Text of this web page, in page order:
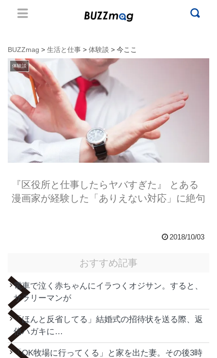
BUZZmag > 生活と仕事 > 体験談 > 今ここ
体験談
『区役所と仕事したらヤバすぎた』 とある
漫画家が経験した「ありえない対応」に絶句
2018/10/03
おすすめ記事
電車で泣く赤ちゃんにイラつくオジサン。すると、
サラリーマンが
「ほんと反省してる」結婚式の招待状を送る際、返
信ハガキに…
「OK牧場に行ってくる」と家を出た妻。その後3時